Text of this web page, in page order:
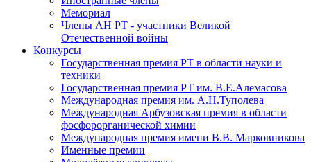
Мемориал
Члены АН РТ - участники Великой
Отечественной войны
Конкурсы
Государственная премия РТ в области науки и
техники
Государственная премия РТ им. В.Е.Алемасова
Международная премия им. А.Н.Туполева
Международная Арбузовская премия в области
фосфорорганической химии
Международная премия имени В.В. Марковникова
Именные премии